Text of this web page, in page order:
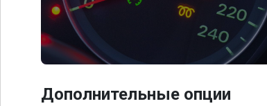
Дополнительные опции